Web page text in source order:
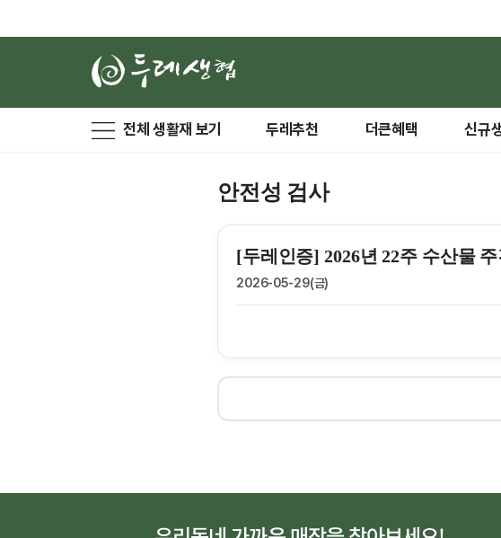
전체 생활재 보기 두레추천 더큰혜택 신규
안전성 검사
[두레인증] 2026년 22주 수산물
2026-05-29(금)